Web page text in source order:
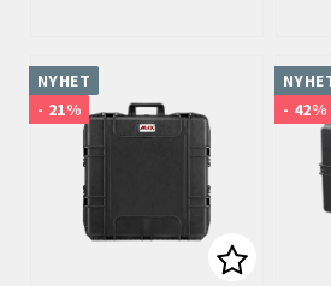
NYHET
- 21%
- 42%